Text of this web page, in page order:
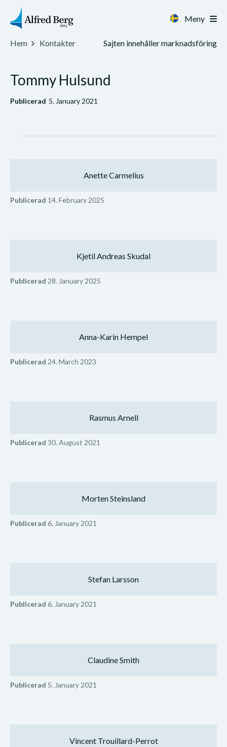
Meny
Sajten innehåller marknadsföring
Hem Kontakter
Tommy Hulsund
Publicerad 5. January 2021
Anette Carmelius
Publicerad 14. February 2025
Kjetil Andreas Skudal
Publicerad 28. January 2025
Anna-Karin Hempel
Publicerad 24. March 2023
Rasmus Arnell
Publicerad 30. August 2021
Morten Steinsland
Publicerad 6. January 2021
Stefan Larsson
Publicerad 6. January 2021
Claudine Smith
Publicerad 5. January 2021
Vincent Trouillard-Perrot